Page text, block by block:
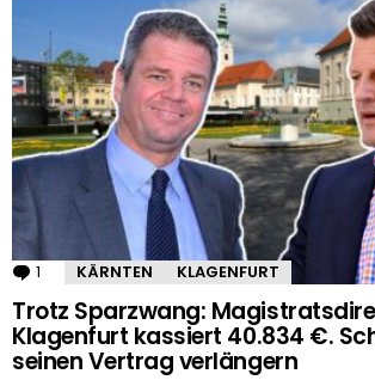
1 Kommentar
KÄRNTEN KLAGENFURT
Trotz Sparzwang:
Klagenfurt kassiert 40.834 €.
seinen Vertrag verlängern